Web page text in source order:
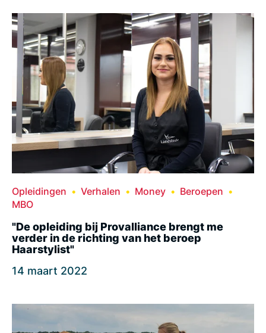
Opleidingen Verhalen Money
Beroepen
MBO
"De opleiding bij Provalliance brengt me
verder in de richting van het beroep
Haarstylist"
14 maart 2022